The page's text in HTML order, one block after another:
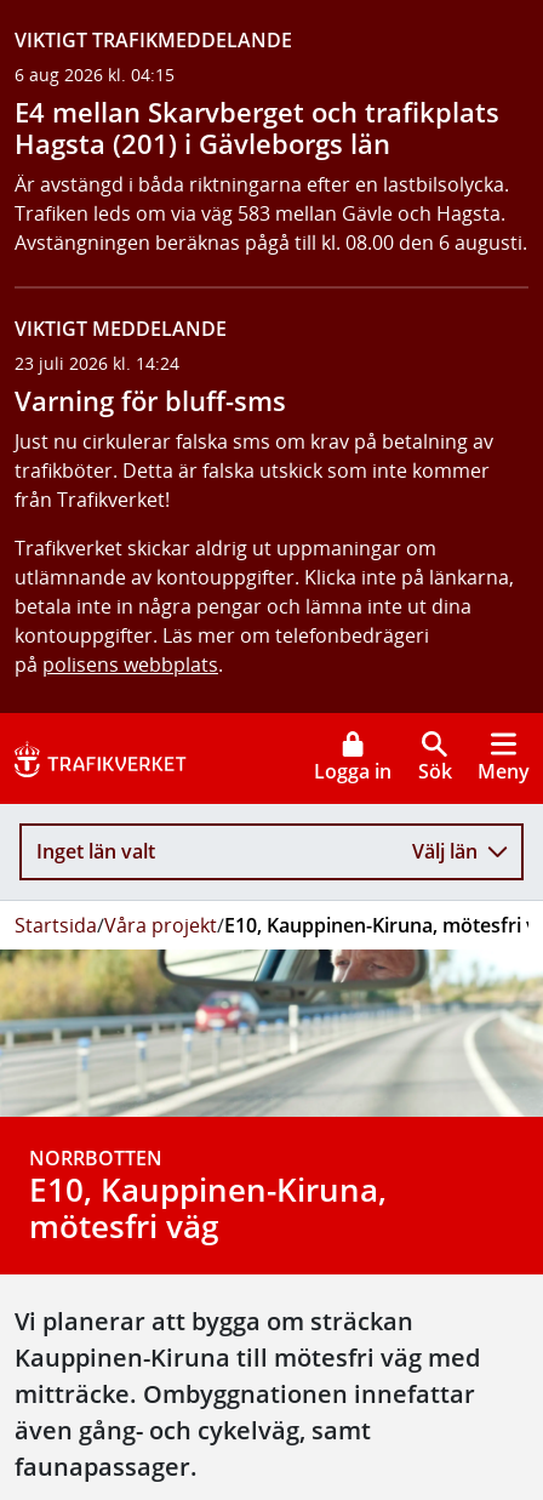
VIKTIGT TRAFIKMEDDELANDE
6 aug 2026 kl. 04:15
E4 mellan Skarvberget och trafikplats
Hagsta (201) i Gävleborgs län
Är avstängd i båda riktningarna efter en lastbilsolycka.
Trafiken leds om via väg 583 mellan Gävle och Hagsta.
Avstängningen beräknas pågå till kl. 08.00 den 6 augusti.
VIKTIGT MEDDELANDE
23 juli 2026 kl. 14:24
Varning för bluff-sms
Just nu cirkulerar falska sms om krav på betalning av
trafikböter. Detta är falska utskick som inte kommer
från Trafikverket!
Trafikverket skickar aldrig ut uppmaningar om
utlämnande av kontouppgifter. Klicka inte på länkarna,
betala inte in några pengar och lämna inte ut dina
kontouppgifter. Läs mer om telefonbedrägeri
på polisens webbplats.
Logga in Sök Meny
Inget län valt Välj län
Startsida/Våra projekt/E10, Kauppinen-Kiruna, mötesfri
NORRBOTTEN
E10, Kauppinen-Kiruna,
mötesfri väg
Vi planerar att bygga om sträckan
Kauppinen-Kiruna till mötesfri väg med
mitträcke. Ombyggnationen innefattar
även gång- och cykelväg, samt
faunapassager.